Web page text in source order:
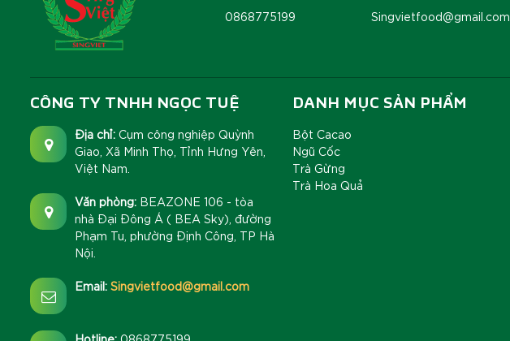
0868775199 Singvietfood@gmail.com
CÔNG TY TNHH NGỌC TUỆ
Địa chỉ: Cụm công nghiệp Quỳnh
Giao, Xã Minh Thọ, Tỉnh Hưng Yên,
Việt Nam.
Văn phòng: BEAZONE 106 - tòa
nhà Đại Đông Á ( BEA Sky), đường
Phạm Tu, phường Định Công, TP Hà
Nội.
Email: Singvietfood@gmail.com
DANH MỤC SẢN PHẨM
Bột Cacao
Ngũ Cốc
Trà Gừng
Trà Hoa Quả